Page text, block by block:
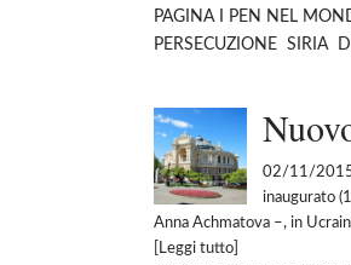
PAGINA I PEN NEL
PERSECUZIONE SIRIA
02/11/
inaugurato
Anna Achmatova –, in
Leggi tutto